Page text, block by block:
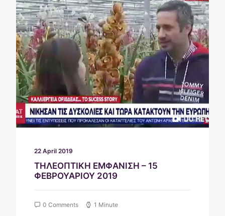
ΕΠΙΚΟΙΝΩΝΊΑ
WEGLOT SWITCHER
22 April 2019
ΤΗΛΕΟΠΤΙΚΗ ΕΜΦΑΝΙΣΗ – 15
ΦΕΒΡΟΥΑΡΙΟΥ 2019
0 Comments 1 Minute